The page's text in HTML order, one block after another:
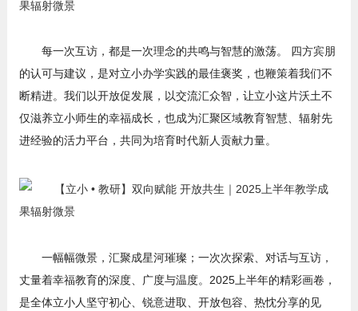
每一次互访，都是一次理念的共鸣与智慧的激荡。 四方宾朋
的认可与建议，是对立小办学实践的最佳褒奖，也鞭策着我们不
断精进。我们以开放促发展，以交流汇众智，让立小这片沃土不
仅滋养立小师生的幸福成长，也成为汇聚区域教育智慧、辐射先
进经验的活力平台，共同为培育时代新人贡献力量。
一幅幅微景，汇聚成星河璀璨；一次次探索、对话与互访，
丈量着幸福教育的深度、广度与温度。2025上半年的精彩画卷，
是全体立小人坚守初心、锐意进取、开放包容、热忱分享的见